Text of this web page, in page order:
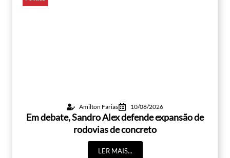
Amilton Farias 10/08/2026
Em debate, Sandro Alex defende expansão de
rodovias de concreto
LER MAIS...